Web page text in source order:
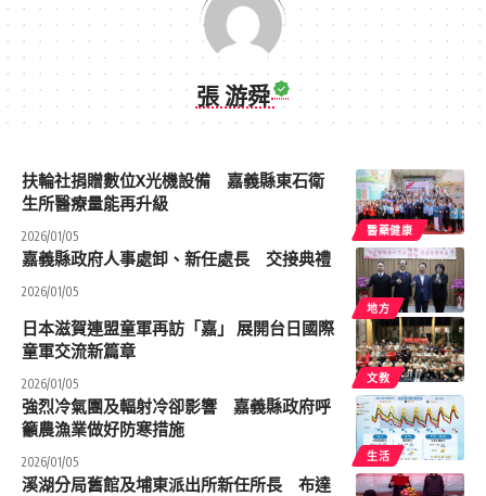
張 游舜
醫藥健康
扶輪社捐贈數位X光機設備 嘉義縣東石衛
生所醫療量能再升級
2026/01/05
地方
嘉義縣政府人事處卸、新任處長 交接典禮
2026/01/05
文教
日本滋賀連盟童軍再訪「嘉」 展開台日國際
童軍交流新篇章
2026/01/05
生活
強烈冷氣團及輻射冷卻影響 嘉義縣政府呼
籲農漁業做好防寒措施
2026/01/05
溪湖分局舊館及埔東派出所新任所長 布達